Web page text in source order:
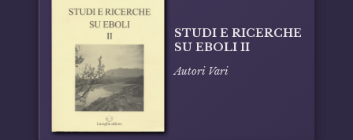
STUDI E RICERCHE
SU EBOLI II
Autori Vari